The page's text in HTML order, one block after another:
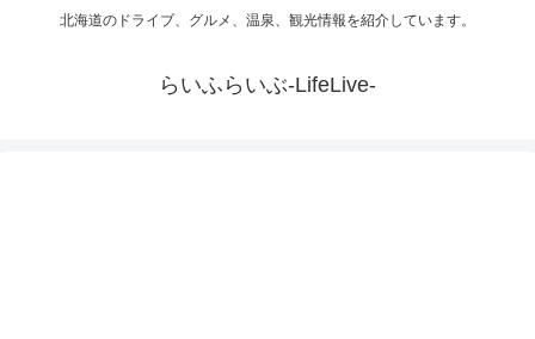
北海道のドライブ、グルメ、温泉、観光情報を紹介しています。
らいふらいぶ-LifeLive-